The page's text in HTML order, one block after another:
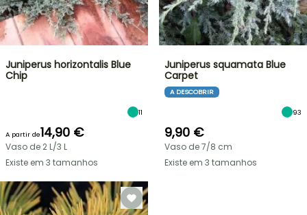
Juniperus horizontalis Blue
Chip
11
A partir de14,90 €
Vaso de 2 L/3 L
Existe em 3 tamanhos
Juniperus squamata Blue
Carpet
A DESCOBRIR
93
9,90 €
Vaso de 7/8 cm
Existe em 3 tamanhos